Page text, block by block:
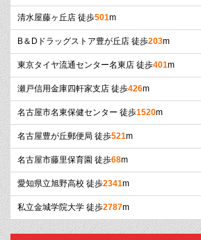
清水屋藤ヶ丘店 徒歩501m
B＆Dドラッグストア豊が丘店 徒歩203m
東京タイヤ流通センター名東店 徒歩401m
瀬戸信用金庫四軒家支店 徒歩426m
名古屋市名東保健センター 徒歩1520m
名古屋豊が丘郵便局 徒歩521m
名古屋市藤里保育園 徒歩68m
愛知県立旭野高校 徒歩2341m
私立金城学院大学 徒歩2787m